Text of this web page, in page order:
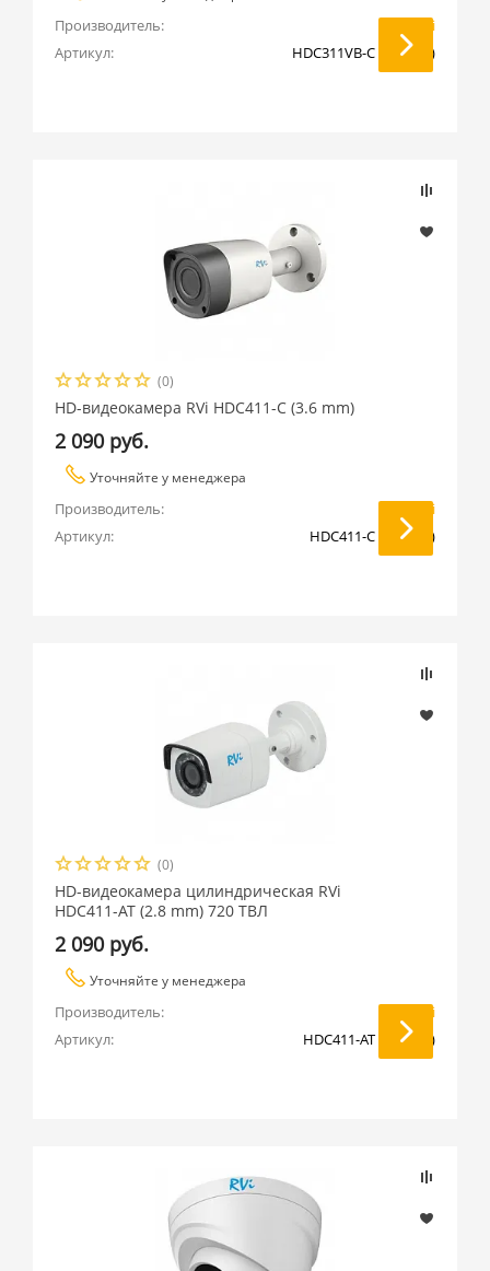
Производитель:
RVi
Артикул:
HDC311VB-C (3.6 mm)
(0)
HD-видеокамера RVi HDC411-C (3.6 mm)
2 090 руб.
Уточняйте у менеджера
Производитель:
RVi
Артикул:
HDC411-C (3.6 mm)
(0)
HD-видеокамера цилиндрическая RVi
HDC411-AT (2.8 mm) 720 ТВЛ
2 090 руб.
Уточняйте у менеджера
Производитель:
RVi
Артикул:
HDC411-AT (2.8 mm)